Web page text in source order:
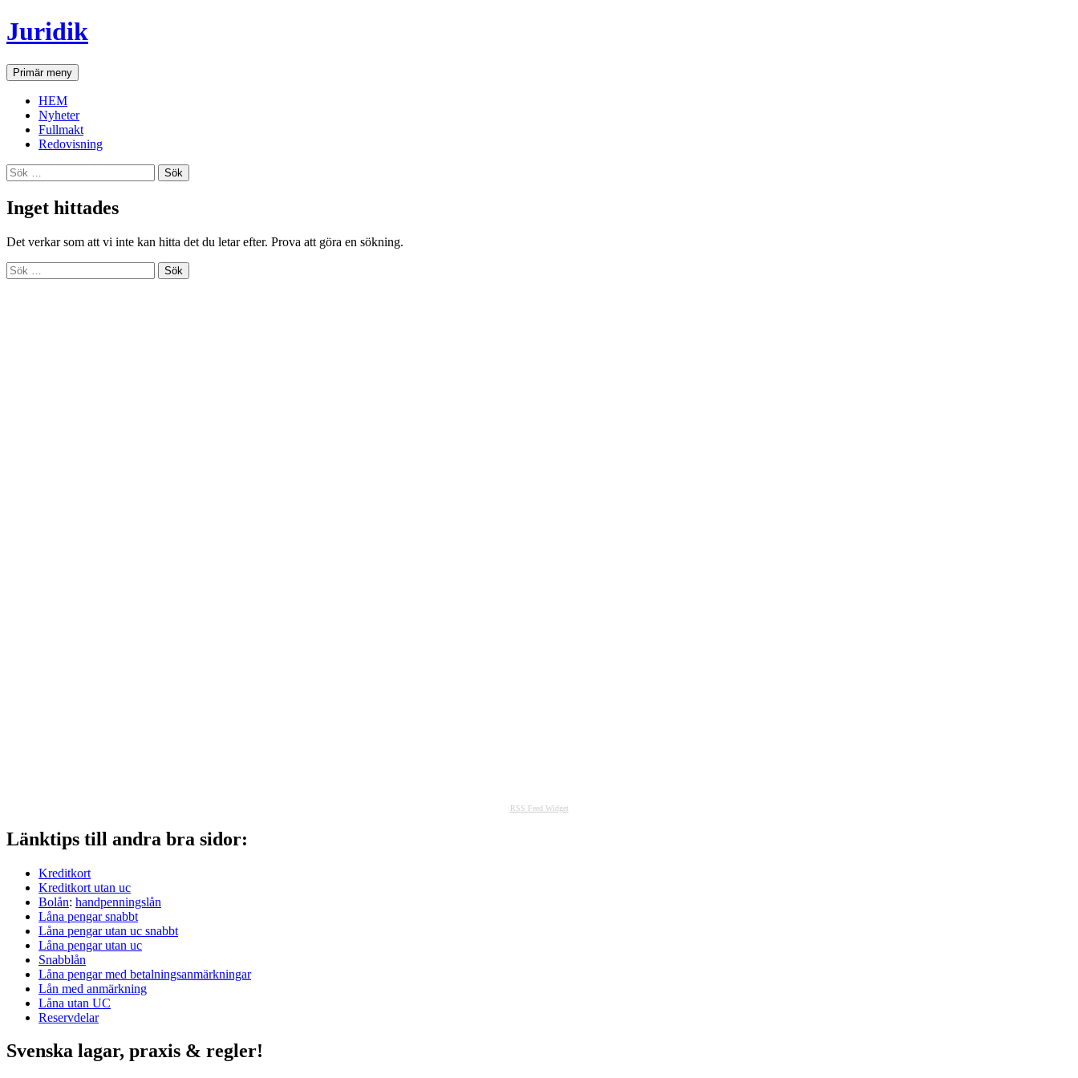
Hoppa
till
Juridik
SökPrimär meny
HEM
Nyheter
Fullmakt
Redovisning
Sök
efter:
Inget hittades
Det verkar som att vi inte kan hitta det du letar efter. Prova att göra en sökning.
Sök
efter:
RSS Feed Widget
Länktips till andra bra sidor:
Kreditkort
Kreditkort utan uc
Bolån: handpenningslån
Låna pengar snabbt
Låna pengar utan uc snabbt
Låna pengar utan uc
Snabblån
Låna pengar med betalningsanmärkningar
Lån med anmärkning
Låna utan UC
Reservdelar
Svenska lagar, praxis & regler!